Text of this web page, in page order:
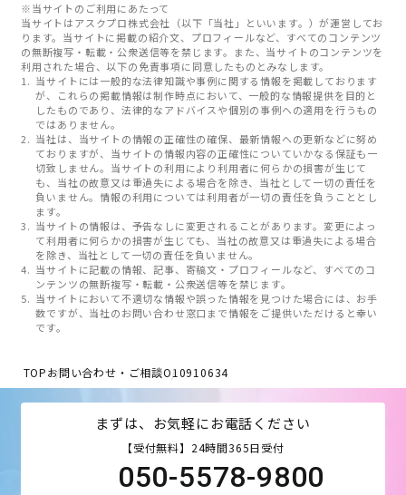
※当サイトのご利用にあたって
当サイトはアスクプロ株式会社（以下「当社」といいます。）が運営してお
ります。当サイトに掲載の紹介文、プロフィールなど、すべてのコンテンツ
の無断複写・転載・公衆送信等を禁じます。また、当サイトのコンテンツを
利用された場合、以下の免責事項に同意したものとみなします。
当サイトには一般的な法律知識や事例に関する情報を掲載しております
が、これらの掲載情報は制作時点において、一般的な情報提供を目的と
したものであり、法律的なアドバイスや個別の事例への適用を行うもの
ではありません。
当社は、当サイトの情報の正確性の確保、最新情報への更新などに努め
ておりますが、当サイトの情報内容の正確性についていかなる保証も一
切致しません。当サイトの利用により利用者に何らかの損害が生じて
も、当社の故意又は重過失による場合を除き、当社として一切の責任を
負いません。情報の利用については利用者が一切の責任を負うこととし
ます。
当サイトの情報は、予告なしに変更されることがあります。変更によっ
て利用者に何らかの損害が生じても、当社の故意又は重過失による場合
を除き、当社として一切の責任を負いません。
当サイトに記載の情報、記事、寄稿文・プロフィールなど、すべてのコ
ンテンツの無断複写・転載・公衆送信等を禁じます。
当サイトにおいて不適切な情報や誤った情報を見つけた場合には、お手
数ですが、当社のお問い合わせ窓口まで情報をご提供いただけると幸い
です。
TOPお問い合わせ・ご相談O10910634
まずは、お気軽にお電話ください
【受付無料】24時間365日受付
050-5578-9800